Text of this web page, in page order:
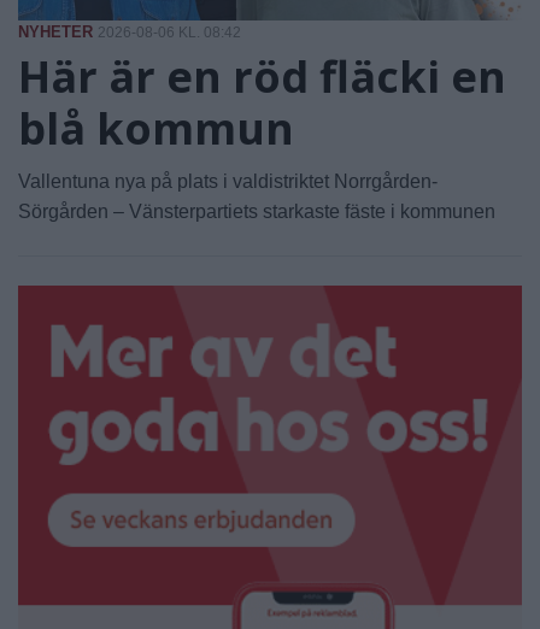
NYHETER 2026-08-06 KL. 08:42
Här är en röd fläcki en
blå kommun
Vallentuna nya på plats i valdistriktet Norrgården-
Sörgården – Vänsterpartiets starkaste fäste i kommunen